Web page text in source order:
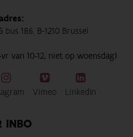
186, B-1210 Brussel
van 10-12, niet op woensdag)
Vimeo LinkedIn
INBO